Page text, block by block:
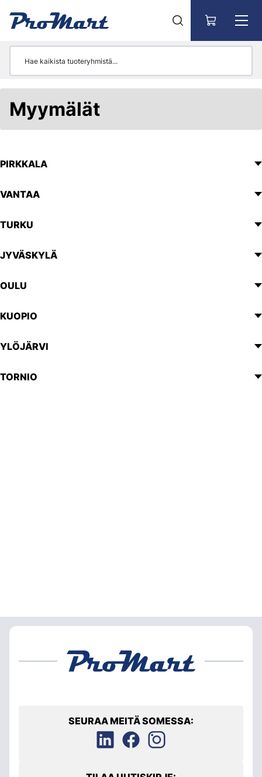
Myymälät
PIRKKALA
VANTAA
TURKU
JYVÄSKYLÄ
OULU
KUOPIO
YLÖJÄRVI
TORNIO
SEURAA MEITÄ SOMESSA: